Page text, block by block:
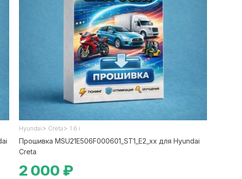
Hyundai > Creta > 1.6 i
Прошивка MSU21E506F000601_ST1_E2_xx для Hyundai
Creta
2 000 ₽